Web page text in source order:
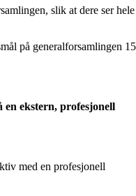
slik at dere ser hele
på generalforsamlingen
ekstern, profesjonell
med en profesjonell